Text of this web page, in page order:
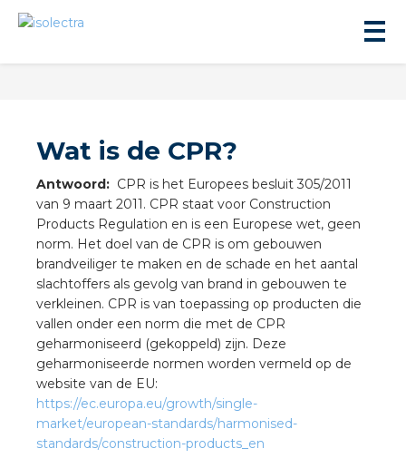
Wat is de CPR?
Antwoord: CPR is het Europees besluit 305/2011
van 9 maart 2011. CPR staat voor Construction
Products Regulation en is een Europese wet, geen
norm. Het doel van de CPR is om gebouwen
brandveiliger te maken en de schade en het aantal
slachtoffers als gevolg van brand in gebouwen te
verkleinen. CPR is van toepassing op producten die
vallen onder een norm die met de CPR
geharmoniseerd (gekoppeld) zijn. Deze
geharmoniseerde normen worden vermeld op de
website van de EU:
https://ec.europa.eu/growth/single-
market/european-standards/harmonised-
standards/construction-products_en